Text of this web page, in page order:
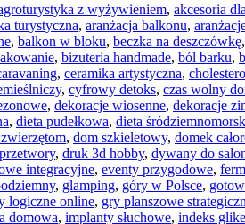
z wyżywieniem, akcesoria
turystyczna, aranżacja balkonu,
, balkon w bloku, beczka na deszczówkę,
, bizuteria handmade, ból barku,
, ceramika artystyczna,
, cyfrowy detoks, czas wolny
, dekoracje wiosenne, dekoracje
, dieta pudełkowa, dieta
, dom szkieletowy, domek
, druk 3d hobby, dywany do
integracyjne, eventy przygodowe,
, glamping, góry w Polsce,
logiczne online, gry planszowe
domowa, implanty słuchowe, indeks